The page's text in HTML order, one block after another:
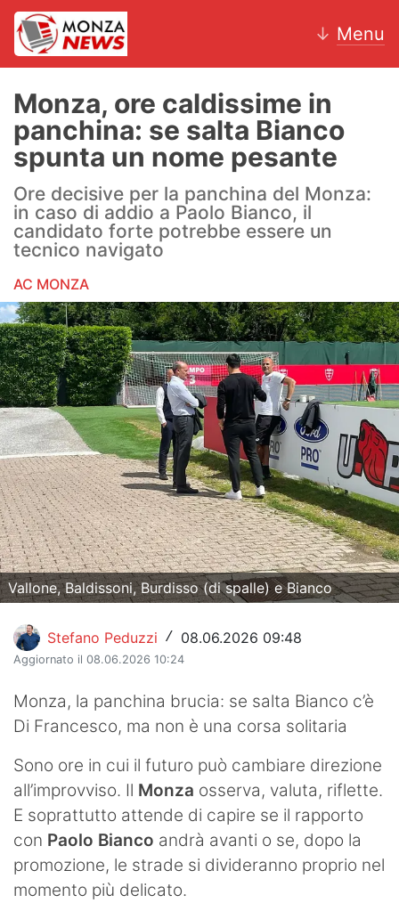
↓ Menu
News
AC Monza
Calcio
Volley
Hockey
Altri sport
Hockey
Pallanuoto
Pallamano
Altre
News
Turismo
Eventi
Monza, ore caldissime in
panchina: se salta Bianco
spunta un nome pesante
Ore decisive per la panchina del Monza:
in caso di addio a Paolo Bianco, il
candidato forte potrebbe essere un
tecnico navigato
AC MONZA
Vallone, Baldissoni, Burdisso (di spalle) e Bianco
Stefano Peduzzi / 08.06.2026 09:48
Aggiornato il 08.06.2026 10:24
Monza, la panchina brucia: se salta Bianco c’è
Di Francesco, ma non è una corsa solitaria
Sono ore in cui il futuro può cambiare direzione
all’improvviso. Il Monza osserva, valuta, riflette.
E soprattutto attende di capire se il rapporto
con Paolo Bianco andrà avanti o se, dopo la
promozione, le strade si divideranno proprio nel
momento più delicato.